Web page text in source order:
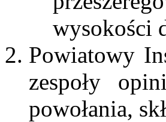
wysokości
Powiatowy
zespoły
powołania,